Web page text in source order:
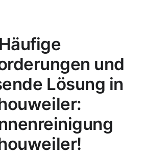
Häufige
und
Lösung in